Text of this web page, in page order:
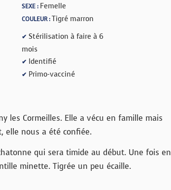
SEXE : Femelle
COULEUR :Tigré marron
✔ Stérilisation à faire à 6
mois
✔ Identifié
✔ Primo-vacciné
les Cormeilles. Elle a vécu en famille mais
elle nous a été confiée.
qui sera timide au début. Une fois en
minette. Tigrée un peu écaille.